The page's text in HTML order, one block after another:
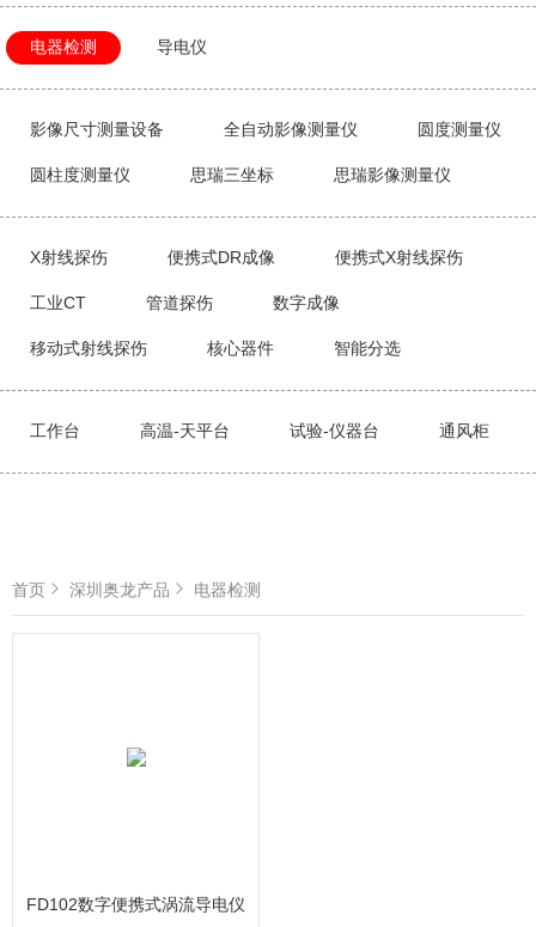
电器检测 导电仪
影像尺寸测量设备 全自动影像测量仪 圆度测量仪
圆柱度测量仪 思瑞三坐标 思瑞影像测量仪
X射线探伤 便携式DR成像 便携式X射线探伤
工业CT 管道探伤 数字成像
移动式射线探伤 核心器件 智能分选
工作台 高温-天平台 试验-仪器台 通风柜
首页 深圳奥龙产品 电器检测
FD102数字便携式涡流导电仪